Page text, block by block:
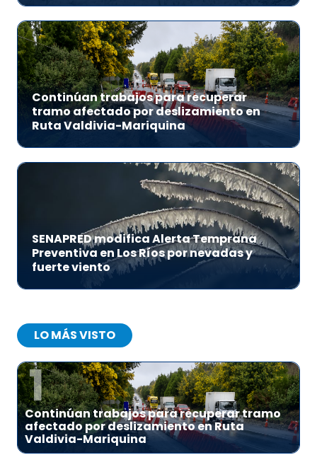
Continúan trabajos para recuperar
tramo afectado por deslizamiento en
Ruta Valdivia-Mariquina
SENAPRED modifica Alerta Temprana
Preventiva en Los Ríos por nevadas y
fuerte viento
LO MÁS VISTO
1
Continúan trabajos para recuperar tramo
afectado por deslizamiento en Ruta
Valdivia-Mariquina